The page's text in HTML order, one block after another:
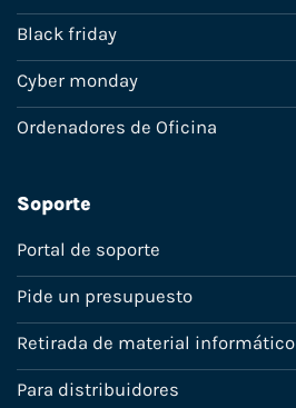
Black friday
Cyber monday
Ordenadores de Oficina
Soporte
Portal de soporte
Pide un presupuesto
Retirada de material informático
Para distribuidores